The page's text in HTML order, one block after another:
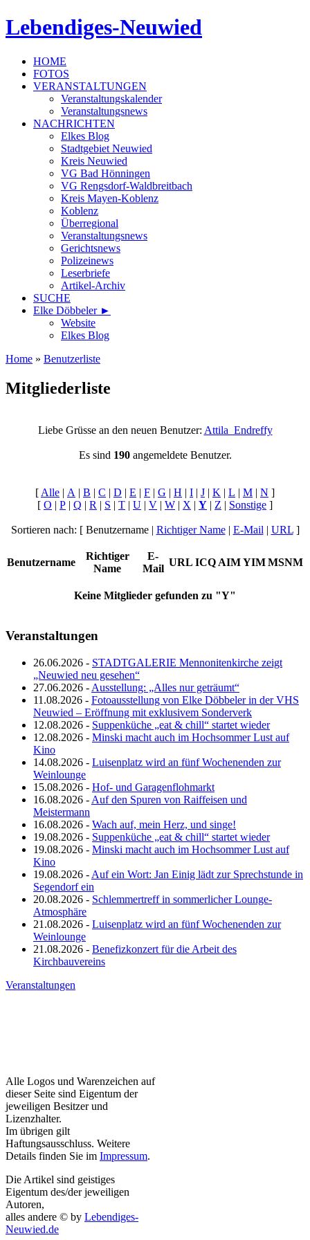
Lebendiges-Neuwied
HOME
FOTOS
VERANSTALTUNGEN
Veranstaltungskalender
Veranstaltungsnews
NACHRICHTEN
Elkes Blog
Stadtgebiet Neuwied
Kreis Neuwied
VG Bad Hönningen
VG Rengsdorf-Waldbreitbach
Kreis Mayen-Koblenz
Koblenz
Überregional
Veranstaltungsnews
Gerichtsnews
Polizeinews
Leserbriefe
Artikel-Archiv
SUCHE
Elke Döbbeler ►
Website
Elkes Blog
Home » Benutzerliste
Mitgliederliste
Liebe Grüsse an den neuen Benutzer: Attila_Endreffy
Es sind 190angemeldete Benutzer.
[ Alle | A | B | C | D | E | F | G | H | I | J | K | L | M | N ]
[ O | P | Q | R | S | T | U | V | W | X | Y | Z | Sonstige ]
Sortieren nach: [ Benutzername | Richtiger Name| E-Mail | URL]
Benutzername
Richtiger
Name
E-
Mail
URL ICQ AIMYIMMSNM
Keine Mitglieder gefunden zu "Y"
Veranstaltungen
26.06.2026 - STADTGALERIE Mennonitenkirche zeigt
„Neuwied neu gesehen“
27.06.2026 - Ausstellung: „Alles nur geträumt“
11.08.2026 - Fotoausstellung von Elke Döbbeler in der VHS
Neuwied – Eröffnung mit exklusivem Sonderverk
12.08.2026 - Suppenküche „eat & chill“ startet wieder
12.08.2026 - Minski macht auch im Hochsommer Lust auf
Kino
14.08.2026 - Luisenplatz wird an fünf Wochenenden zur
Weinlounge
15.08.2026 - Hof- und Garagenflohmarkt
16.08.2026 - Auf den Spuren von Raiffeisen und
Meistermann
16.08.2026 - Wach auf, mein Herz, und singe!
19.08.2026 - Suppenküche „eat & chill“ startet wieder
19.08.2026 - Minski macht auch im Hochsommer Lust auf
Kino
19.08.2026 - Auf ein Wort: Jan Einig lädt zur Sprechstunde in
Segendorf ein
20.08.2026 - Schlemmertreff in sommerlicher Lounge-
Atmosphäre
21.08.2026 - Luisenplatz wird an fünf Wochenenden zur
Weinlounge
21.08.2026 - Benefizkonzert für die Arbeit des
Kirchbauvereins
Veranstaltungen
Alle Logos und Warenzeichen auf
dieser Seite sind Eigentum der
jeweiligen Besitzer und
Lizenzhalter.
Im übrigen gilt
Haftungsausschluss. Weitere
Details finden Sie im Impressum.
Die Artikel sind geistiges
Eigentum des/der jeweiligen
Autoren,
alles andere © by Lebendiges-
Neuwied.de